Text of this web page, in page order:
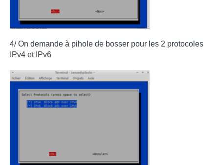
4/ On demande à pihole de bosser pour les 2 protocoles
IPv4 et IPv6